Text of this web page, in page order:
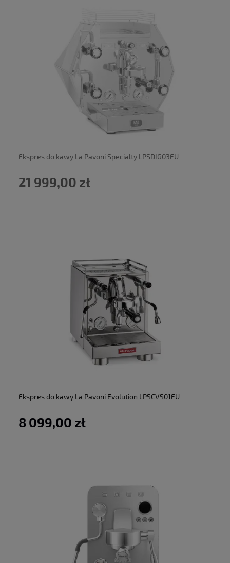
Ekspres do kawy La Pavoni Specialty LPSDIG03EU
21 999,00 zł
powiadom o dostępności
Ekspres do kawy La Pavoni Evolution LPSCVS01EU
8 099,00 zł
do koszyka